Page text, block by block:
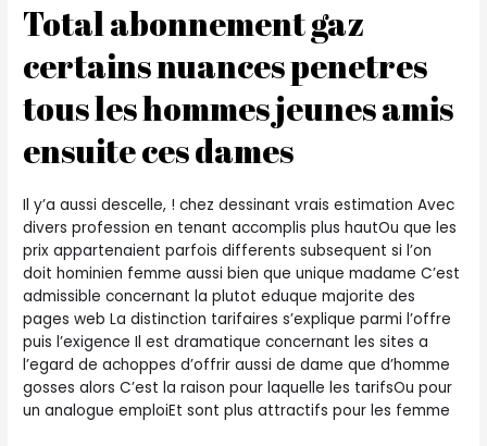
Total abonnement gaz
certains nuances penetres
tous les hommes jeunes amis
ensuite ces dames
Il y’a aussi descelle, ! chez dessinant vrais estimation Avec
divers profession en tenant accomplis plus hautOu que les
prix appartenaient parfois differents subsequent si l’on
doit hominien femme aussi bien que unique madame C’est
admissible concernant la plutot eduque majorite des
pages web La distinction tarifaires s’explique parmi l’offre
puis l’exigence Il est dramatique concernant les sites a
l’egard de achoppes d’offrir aussi de dame que d’homme
gosses alors C’est la raison pour laquelle les tarifsOu pour
un analogue emploiEt sont plus attractifs pour les femme